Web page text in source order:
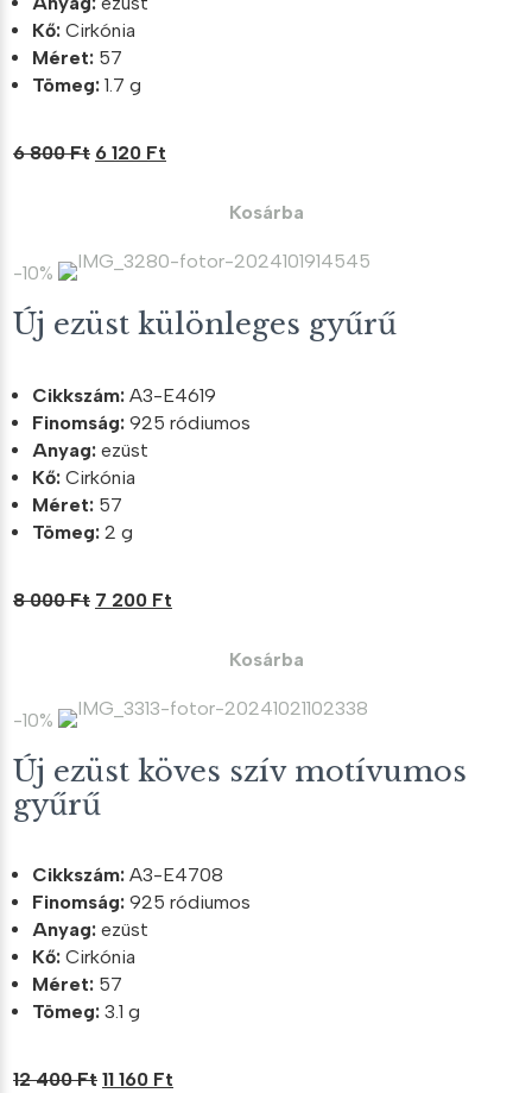
Kő: Cirkónia
Méret: 57
Tömeg: 1.7 g
6 800Ft Original
800 Ft.
6 120 Ft
120 Ft.
Kosárba
-10%
Új ezüst különleges gyűrű
Cikkszám: A3-E4619
Finomság: 925 ródiumos
Anyag: ezüst
Kő: Cirkónia
Méret: 57
Tömeg: 2 g
8 000Ft Original
000 Ft.
7 200 Ft
200 Ft.
Kosárba
-10%
Új ezüst köves szív motívumos
gyűrű
Cikkszám: A3-E4708
Finomság: 925 ródiumos
Anyag: ezüst
Kő: Cirkónia
Méret: 57
Tömeg: 3.1 g
12 400Ft Original
11 160 Ft